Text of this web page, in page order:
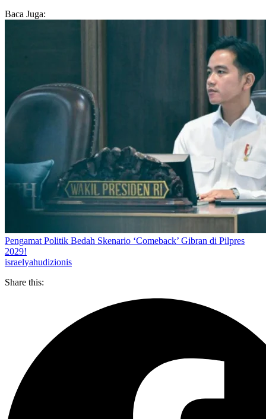
Baca Juga:
Pengamat Politik Bedah Skenario ‘Comeback’ Gibran di Pilpres
2029!
israelyahudizionis
Share this: